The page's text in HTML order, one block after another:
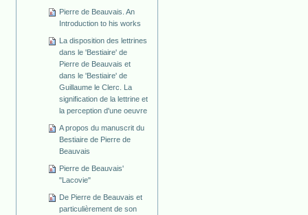
Pierre de Beauvais. An
Introduction to his works
La disposition des lettrines
dans le 'Bestiaire' de
Pierre de Beauvais et
dans le 'Bestiaire' de
Guillaume le Clerc. La
signification de la lettrine et
la perception d'une oeuvre
A propos du manuscrit du
Bestiaire de Pierre de
Beauvais
Pierre de Beauvais'
"Lacovie"
De Pierre de Beauvais et
particulièrement de son